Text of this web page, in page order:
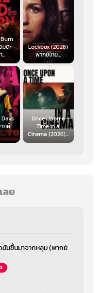
มตะ
Lockbox (2026)
พากย์ไทย...
กย์
Once Upon a
Time in a
Cinema (2026)...
ลย
นขึ้นมาจากหลุม (พากย์